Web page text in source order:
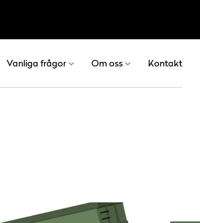
Vanliga frågor Om oss Kontakt